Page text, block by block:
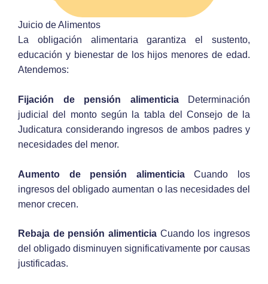
Juicio de Alimentos
La obligación alimentaria garantiza el sustento,
educación y bienestar de los hijos menores de edad.
Atendemos:
Fijación de pensión alimenticiaDeterminación
judicial del monto según la tabla del Consejo de la
Judicatura considerando ingresos de ambos padres y
necesidades del menor.
Aumento de pensión alimenticiaCuando los
ingresos del obligado aumentan o las necesidades del
menor crecen.
Rebaja de pensión alimenticia Cuando los ingresos
del obligado disminuyen significativamente por causas
justificadas.